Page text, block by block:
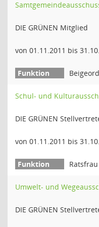
DIE GRÜNEN Mitglied
von 01.11.2011 bis
Schul- und
DIE GRÜNEN
von 01.11.2011 bis
Ratsfrau
Umwelt- und
DIE GRÜNEN